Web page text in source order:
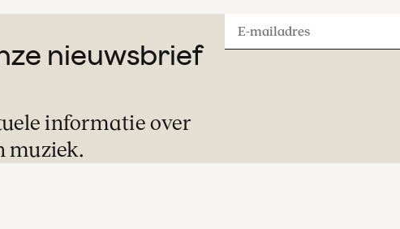
nieuwsbrief
informatie over
muziek.
E-
mailadres